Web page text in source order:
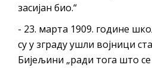
засијан био.“
- 23. марта 1909. године
су у зграду ушли војници
Бијељини „ради тога што